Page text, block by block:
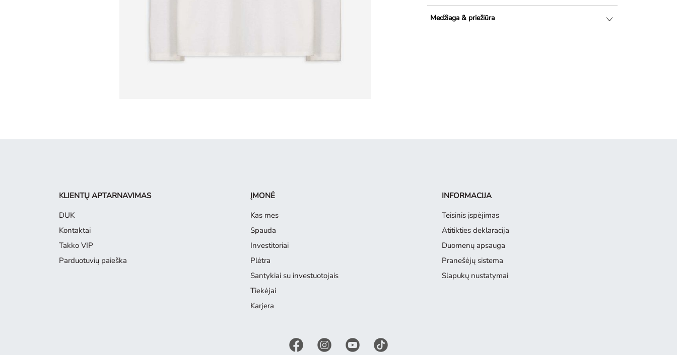
Medžiaga & priežiūra
KLIENTŲ APTARNAVIMAS
DUK
Kontaktai
Takko VIP
Parduotuvių paieška
ĮMONĖ
Kas mes
Spauda
Investitoriai
Plėtra
Santykiai su investuotojais
Tiekėjai
Karjera
INFORMACIJA
Teisinis įspėjimas
Atitikties deklaracija
Duomenų apsauga
Pranešėjų sistema
Slapukų nustatymai